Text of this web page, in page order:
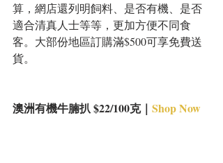
算，網店還列明飼料、是否有機、是否
適合清真人士等等，更加方便不同食
客。大部份地區訂購滿$500可享免費送
貨。
澳洲有機牛腩扒 $22/100克｜ Shop Now